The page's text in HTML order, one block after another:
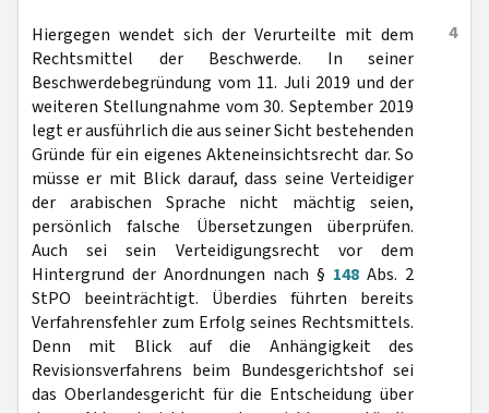
4
Hiergegen wendet sich der Verurteilte mit dem
Rechtsmittel der Beschwerde. In seiner
Beschwerdebegründung vom 11. Juli 2019 und der
weiteren Stellungnahme vom 30. September 2019
legt er ausführlich die aus seiner Sicht bestehenden
Gründe für ein eigenes Akteneinsichtsrecht dar. So
müsse er mit Blick darauf, dass seine Verteidiger
der arabischen Sprache nicht mächtig seien,
persönlich falsche Übersetzungen überprüfen.
Auch sei sein Verteidigungsrecht vor dem
Hintergrund der Anordnungen nach § 148 Abs. 2
StPO beeinträchtigt. Überdies führten bereits
Verfahrensfehler zum Erfolg seines Rechtsmittels.
Denn mit Blick auf die Anhängigkeit des
Revisionsverfahrens beim Bundesgerichtshof sei
das Oberlandesgericht für die Entscheidung über